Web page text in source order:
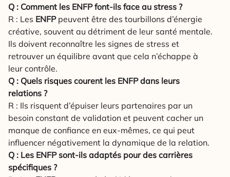
Q : Comment les ENFP font-ils face au stress ?
R : Les ENFPpeuvent être des tourbillons d’énergie
créative, souvent au détriment de leur santé mentale.
Ils doivent reconnaître les signes de stress et
retrouver un équilibre avant que cela n’échappe à
leur contrôle.
Q : Quels risques courent les ENFP dans leurs
relations ?
R : Ils risquent d’épuiser leurs partenaires par un
besoin constant de validation et peuvent cacher un
manque de confiance en eux-mêmes, ce qui peut
influencer négativement la dynamique de la relation.
Q : Les ENFP sont-ils adaptés pour des carrières
spécifiques ?